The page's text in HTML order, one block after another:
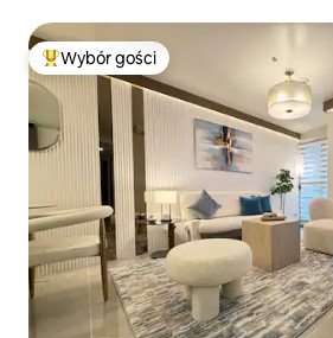
Najpopularniejsze z kategorii Wybór
Wybór gości